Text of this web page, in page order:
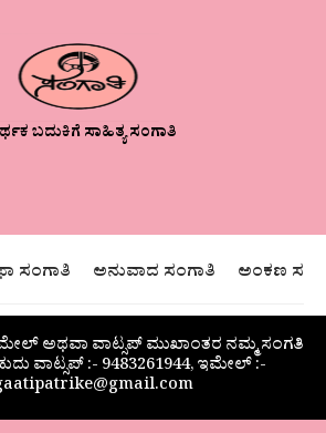
ಬದುಕಿಗೆ ಸಾಹಿತ್ಯ ಸಂಗಾತಿ
ಸಂಗಾತಿ ಅನುವಾದ ಸಂಗಾತಿ ಅಂಕಣ
ಅಥವಾ ವಾಟ್ಸಪ್ ಮುಖಾಂತರ ನಮ್ಮ ಸಂಗತಿ
ವಾಟ್ಸಪ್‌ :- 9483261944, ಇಮೇಲ್ :-